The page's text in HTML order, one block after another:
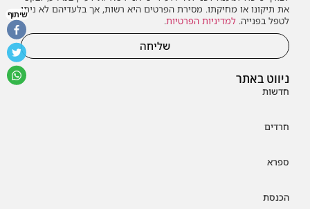
ניווט באתר
חדשות
חרדים
ספרא
הכנסת
את תיקונו או מחיקתו. מסירת הפרטים היא רשות, אך בלעדיהם לא ניתן
לטפל בפנייה. למדיניות הפרטיות.
שליחה
שיתוף